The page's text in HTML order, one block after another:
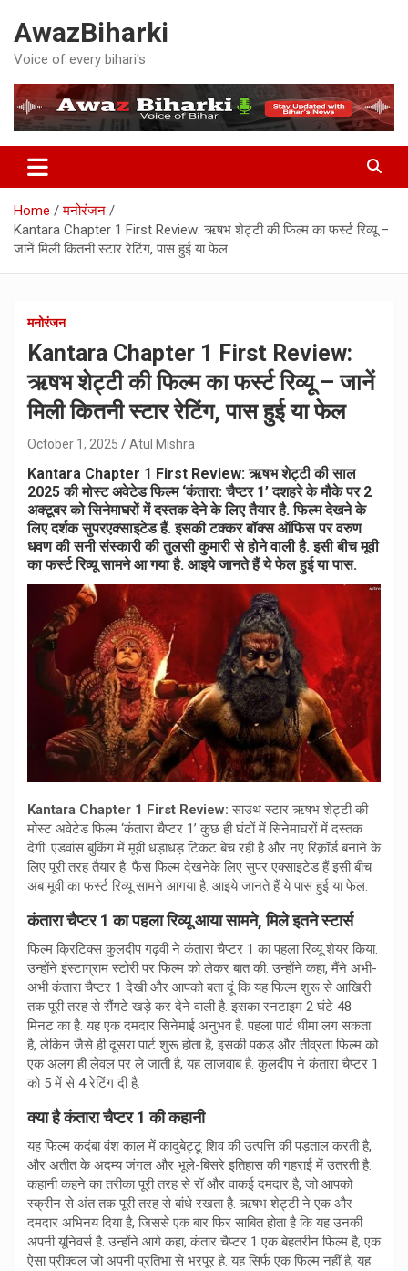
content
AwazBiharki
Voice of every bihari's
Home
मनोरंजन
Kantara Chapter 1 First Review: ऋषभ शेट्टी की फिल्म का फर्स्ट रिव्यू –
जानें मिली कितनी स्टार रेटिंग, पास हुई या फेल
मनोरंजन
Kantara Chapter 1 First Review:
ऋषभ शेट्टी की फिल्म का फर्स्ट रिव्यू – जानें
मिली कितनी स्टार रेटिंग, पास हुई या फेल
October 1, 2025 Atul Mishra
Kantara Chapter 1 First Review: ऋषभ शेट्टी की साल
2025 की मोस्ट अवेटेड फिल्म ‘कंतारा: चैप्टर 1’ दशहरे के मौके पर 2
अक्टूबर को सिनेमाघरों में दस्तक देने के लिए तैयार है. फिल्म देखने के
लिए दर्शक सुपरएक्साइटेड हैं. इसकी टक्कर बॉक्स ऑफिस पर वरुण
धवण की सनी संस्कारी की तुलसी कुमारी से होने वाली है. इसी बीच मूवी
का फर्स्ट रिव्यू सामने आ गया है. आइये जानते हैं ये फेल हुई या पास.
Kantara Chapter 1 First Review: साउथ स्टार ऋषभ शेट्टी की
मोस्ट अवेटेड फिल्म ‘कंतारा चैप्टर 1’ कुछ ही घंटों में सिनेमाघरों में दस्तक
देगी. एडवांस बुकिंग में मूवी धड़ाधड़ टिकट बेच रही है और नए रिक़ॉर्ड बनाने के
लिए पूरी तरह तैयार है. फैंस फिल्म देखनेके लिए सुपर एक्साइटेड हैं इसी बीच
अब मूवी का फर्स्ट रिव्यू सामने आगया है. आइये जानते हैं ये पास हुई या फेल.
कंतारा चैप्टर 1 का पहला रिव्यू आया सामने, मिले इतने स्टार्स
फिल्म क्रिटिक्स कुलदीप गढ़वी ने कंतारा चैप्टर 1 का पहला रिव्यू शेयर किया.
उन्होंने इंस्टाग्राम स्टोरी पर फिल्म को लेकर बात की. उन्होंने कहा, मैंने अभी-
अभी कंतारा चैप्टर 1 देखी और आपको बता दूं कि यह फिल्म शुरू से आखिरी
तक पूरी तरह से रौंगटे खड़े कर देने वाली है. इसका रनटाइम 2 घंटे 48
मिनट का है. यह एक दमदार सिनेमाई अनुभव है. पहला पार्ट धीमा लग सकता
है, लेकिन जैसे ही दूसरा पार्ट शुरू होता है, इसकी पकड़ और तीव्रता फिल्म को
एक अलग ही लेवल पर ले जाती है, यह लाजवाब है. कुलदीप ने कंतारा चैप्टर 1
को 5 में से 4 रेटिंग दी है.
क्या है कंतारा चैप्टर 1 की कहानी
यह फिल्म कदंबा वंश काल में कादुबेट्टू शिव की उत्पत्ति की पड़ताल करती है,
और अतीत के अदम्य जंगल और भूले-बिसरे इतिहास की गहराई में उतरती है.
कहानी कहने का तरीका पूरी तरह से रॉ और वाकई दमदार है, जो आपको
स्क्रीन से अंत तक पूरी तरह से बांधे रखता है. ऋषभ शेट्टी ने एक और
दमदार अभिनय दिया है, जिससे एक बार फिर साबित होता है कि यह उनकी
अपनी यूनिवर्स है. उन्होंने आगे कहा, कंतार चैप्टर 1 एक बेहतरीन फिल्म है, एक
ऐसा प्रीक्वल जो अपनी प्रतिभा से भरपूर है. यह सिर्फ एक फिल्म नहीं है, यह